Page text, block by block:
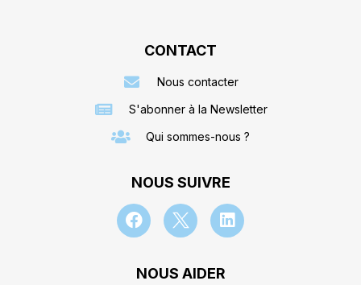
CONTACT
Nous contacter
S'abonner à la Newsletter
Qui sommes-nous ?
NOUS SUIVRE
NOUS AIDER